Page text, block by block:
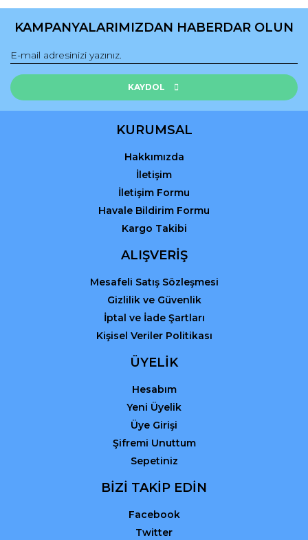
KAMPANYALARIMIZDAN HABERDAR OLUN
KAYDOL
KURUMSAL
Hakkımızda
İletişim
İletişim Formu
Havale Bildirim Formu
Kargo Takibi
ALIŞVERİŞ
Mesafeli Satış Sözleşmesi
Gizlilik ve Güvenlik
İptal ve İade Şartları
Kişisel Veriler Politikası
ÜYELİK
Hesabım
Yeni Üyelik
Üye Girişi
Şifremi Unuttum
Sepetiniz
BİZİ TAKİP EDİN
Facebook
Twitter